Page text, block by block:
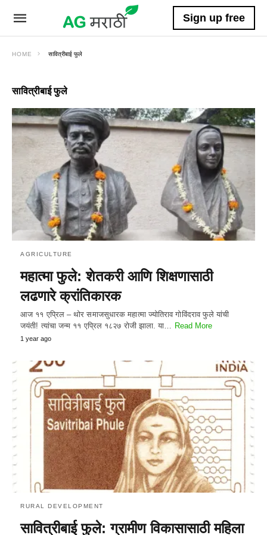
Sign up free
HOME सावित्रीबाई फुले
सावित्रीबाई फुले
AGRICULTURE
महात्मा फुले: शेतकरी आणि शिक्षणासाठी
लढणारे क्रांतिकारक
आज ११ एप्रिल – थोर समाजसुधारक महात्मा ज्योतिराव गोविंदराव फुले यांची
जयंती! त्यांचा जन्म ११ एप्रिल १८२७ रोजी झाला. या… Read More
1 year ago
RURAL DEVELOPMENT
सावित्रीबाई फुले: ग्रामीण विकासासाठी महिला